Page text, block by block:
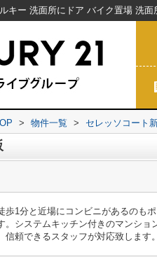
> 物件一覧 > セレッソコート
歩1分と近場にコンビニがあるのも
。システムキッチン付きのマンシ
頼できるスタッフが対応致します。